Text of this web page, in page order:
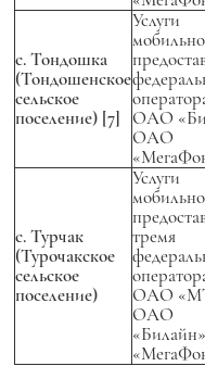
с. Тондошка
(Тондошенское
сельское
поселение) [7]
Услуги
ОАО
ОАО
с. Турчак
(Турочакское
сельское
поселение)
Услуги
тремя
ОАО
ОАО